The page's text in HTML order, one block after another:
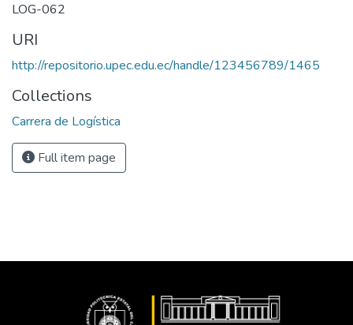
LOG-062
URI
http://repositorio.upec.edu.ec/handle/123456789/1465
Collections
Carrera de Logística
Full item page